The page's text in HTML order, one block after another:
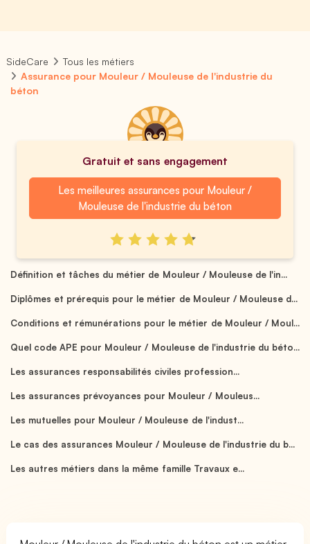
SideCare
Tous les métiers
Assurance pour Mouleur / Mouleuse de l'industrie du
béton
Gratuit et sans engagement
Les meilleures assurances pour Mouleur /
Mouleuse de l'industrie du béton
Définition et tâches du métier de Mouleur / Mouleuse de l'in...
Diplômes et prérequis pour le métier de Mouleur / Mouleuse d...
Conditions et rémunérations pour le métier de Mouleur / Moul...
Quel code APE pour Mouleur / Mouleuse de l'industrie du béto...
Les assurances responsabilités civiles profession...
Les assurances prévoyances pour Mouleur / Mouleus...
Les mutuelles pour Mouleur / Mouleuse de l'indust...
Le cas des assurances Mouleur / Mouleuse de l'industrie du b...
Les autres métiers dans la même famille Travaux e...